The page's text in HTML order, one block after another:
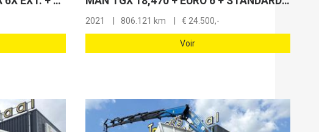
2021 806.121 km € 24.500,-
Voir